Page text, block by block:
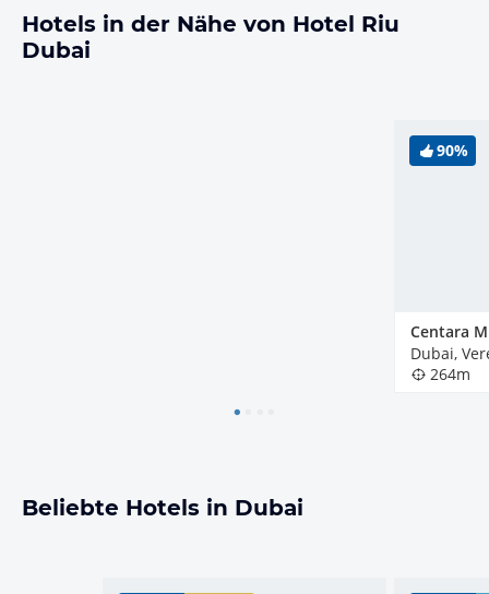
Hotels in der Nähe von Hotel Riu
Dubai
90%
264m
Beliebte Hotels in Dubai